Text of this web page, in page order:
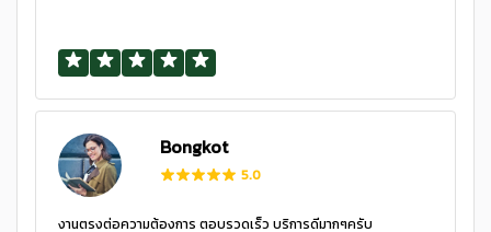
Bongkot
5.0
งานตรงต่อความต้องการ ตอบรวดเร็ว บริการดีมากๆครับ